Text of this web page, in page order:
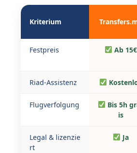
Kriterium
Festpreis Ab 15€
Riad-Assistenz
Flugverfolgung
Bis 5h
is
Legal & lizenzie
rt
Ja